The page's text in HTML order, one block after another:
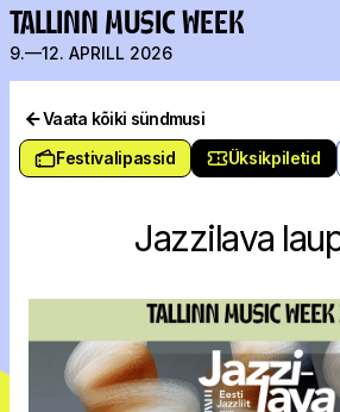
TALLINN MUSIC WEEK
9.—12. APRILL 2026
Vaata kõiki sündmusi
Festivalipassid
Üksikpiletid
Jazzilava